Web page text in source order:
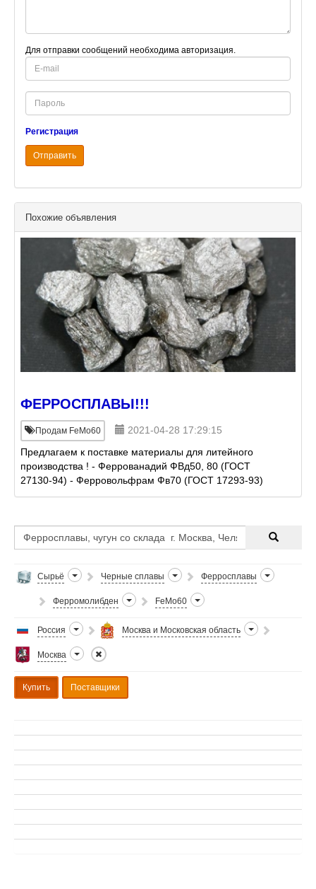
Для отправки сообщений необходима авторизация.
E-
mail
Password
Регистрация
Отправить
Похожие объявления
ФЕРРОСПЛАВЫ!!!
Продам FeMo60
2021-04-28 17:29:15
Предлагаем к поставке материалы для литейного
производства ! - Феррованадий ФВд50, 80 (ГОСТ
27130-94) - Ферровольфрам Фв70 (ГОСТ 17293-93)
- Ферромолибден ФМо60 (ГОСТ 4759-91) -
Сырьё Черные сплавы Ферросплавы
Ферромолибден FeMo60
Россия Москва и Московская область
Москва
Купить Поставщики